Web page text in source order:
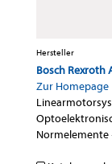
Hersteller
Bosch Rexroth
Zur Homepage
Normelemente